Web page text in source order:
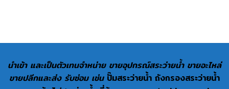
นำเข้า และเป็นตัวเทนจำหน่าย ขายอุปกรณ์สระว่ายน้ำ ขายอะไหล่
ขายปลีกและส่ง รับซ่อม เช่น ปั๊มสระว่ายน้ำ ถังกรองสระว่ายน้ำ